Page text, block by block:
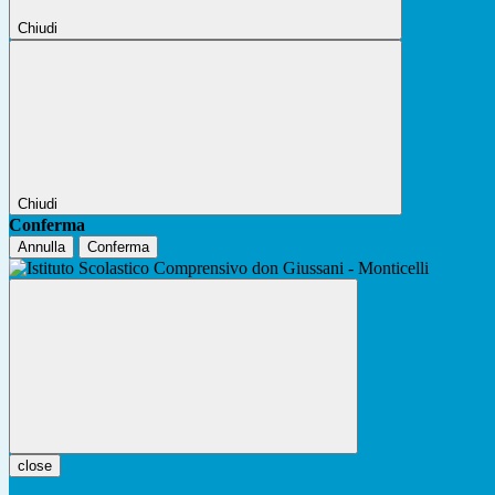
Chiudi
Chiudi
Conferma
Annulla Conferma
close